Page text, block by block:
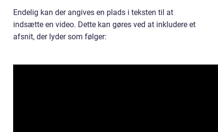
Endelig kan der angives en plads i teksten til at
indsætte en video. Dette kan gøres ved at inkludere et
afsnit, der lyder som følger: